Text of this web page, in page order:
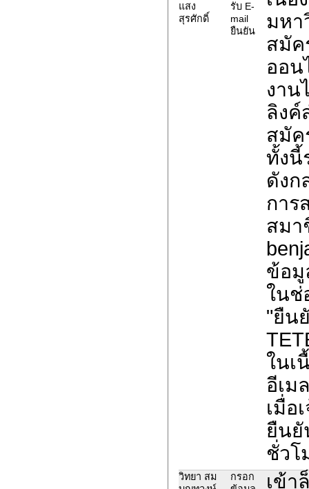
แสง
สุรศักดิ์
รับ E-
mail
ยืนยัน
มหา
สมัค
ออน
งาน
ลิงค์
สมั
ทั้งนี้
ดังก
การ
สมา
ข้อมู
ในช่
"ยืน
ในเ
อีเม
เมื่อ
ยืนยั
ชั่วโ
วิทยา สม
กรอก
เข้า